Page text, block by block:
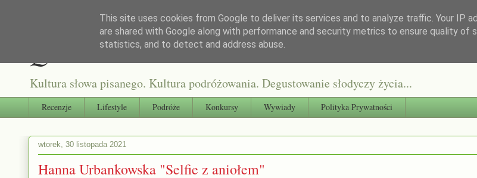
Qultura słowa
Kultura słowa pisanego. Kultura podróżowania. Degustowanie słodyczy życia...
Recenzje Lifestyle Podróże Konkursy Wywiady Polityka Prywatności
wtorek, 30 listopada 2021
Hanna Urbankowska "Selfie z aniołem"
This site uses cookies from Google to deliver its services and to analyze traffic. Your IP
are shared with Google along with performance and security metrics to ensure quality of
statistics, and to detect and address abuse.